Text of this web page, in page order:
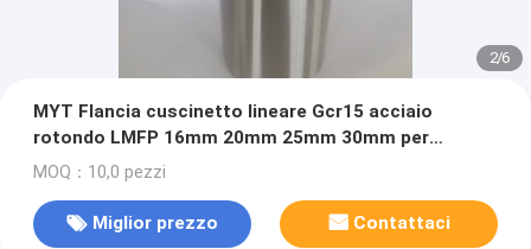
2/6
MYT Flancia cuscinetto lineare Gcr15 acciaio
rotondo LMFP 16mm 20mm 25mm 30mm per
macchine CNC
MOQ：10,0 pezzi
Miglior prezzo Contattaci